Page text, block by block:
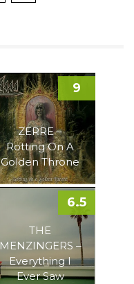
ZERRE –
Rotting On A
Golden Throne
9
THE
MENZINGERS –
Everything I
Ever Saw
6.5